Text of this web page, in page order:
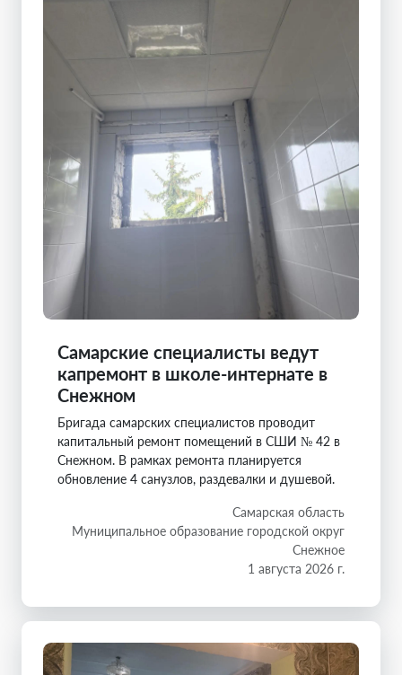
Самарские специалисты ведут
капремонт в школе-интернате в
Снежном
Бригада самарских специалистов проводит
капитальный ремонт помещений в СШИ № 42 в
Снежном. В рамках ремонта планируется
обновление 4 санузлов, раздевалки и душевой.
Самарская область
Муниципальное образование городской округ
Снежное
1 августа 2026 г.